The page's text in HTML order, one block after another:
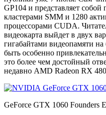
GP104 и представляет
кластерами SMM и 1280
процессорами CUDA.
видеокарта выйдет в двух
гигабайтами видеопамяти
быть особенно
это более чем достойный
недавно AMD Radeon RX
GeForce GTX 1060 Founders